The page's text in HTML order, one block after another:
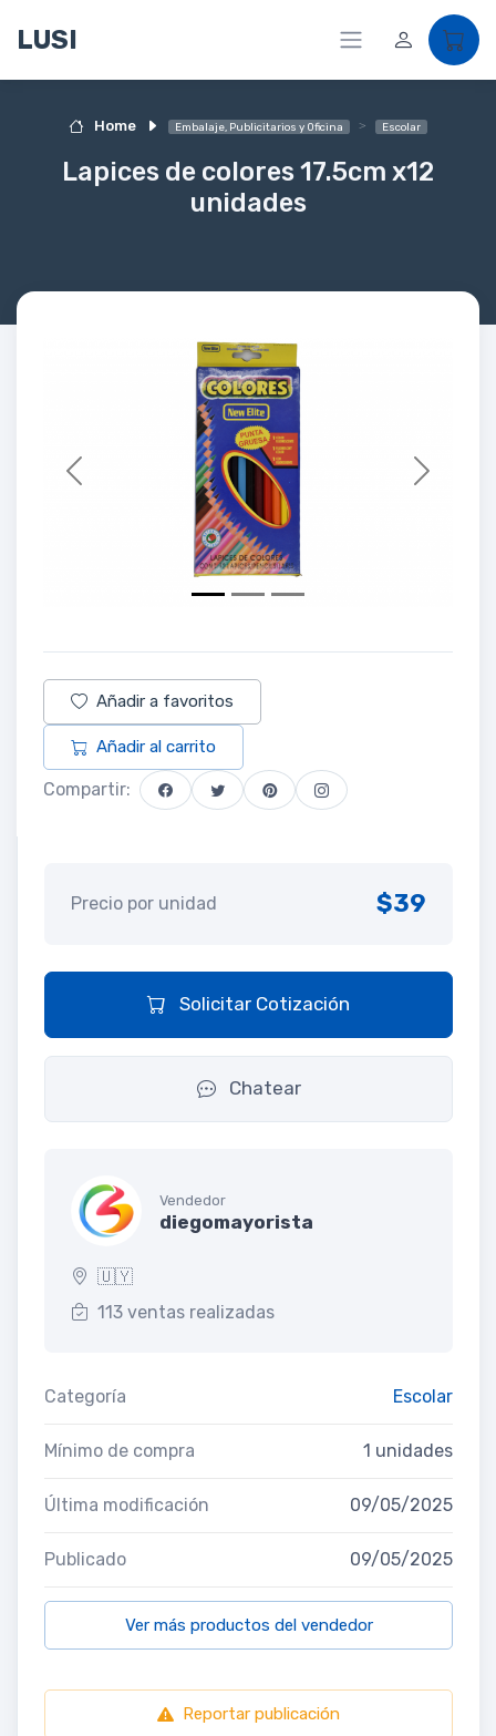
LUSI
Home Embalaje, Publicitarios y Oficina Escolar
Lapices de colores 17.5cm x12
unidades
Previous Next
Añadir a favoritos
Añadir al carrito
Compartir:
Precio por unidad $39
Solicitar Cotización
Chatear
Vendedor
diegomayorista
🇺🇾
113 ventas realizadas
Categoría Escolar
Mínimo de compra 1 unidades
Última modificación 09/05/2025
Publicado 09/05/2025
Ver más productos del vendedor
Reportar publicación